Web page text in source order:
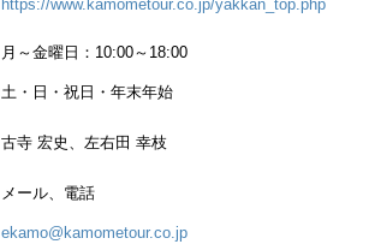
https://www.kamometour.co.jp/yakkan_top.php
月～金曜日：10:00～18:00
土・日・祝日・年末年始
古寺 宏史、左右田 幸枝
メール、電話
ekamo@kamometour.co.jp